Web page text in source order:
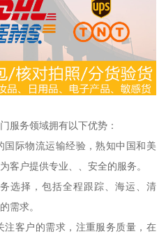
服务领域拥有以下优势：
国际物流运输经验，熟知中国和美
客户提供专业、、安全的服务。
选择，包括全程跟踪、海运、清
需求。
注客户的需求，注重服务质量，在